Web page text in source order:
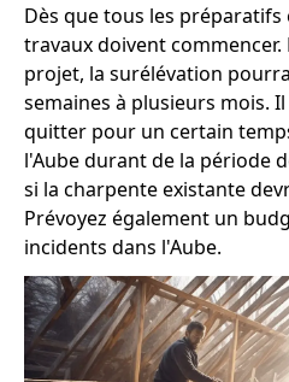
Dès que tous les préparatifs
travaux doivent
projet, la surélévation
semaines à plusieurs mois.
quitter pour un certain
l'Aube durant de la période
si la charpente existante
Prévoyez également un
incidents dans l'Aube.